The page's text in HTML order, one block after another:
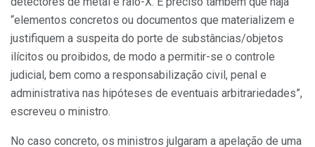
“elementos concretos ou documentos que materializem e
justifiquem a suspeita do porte de substâncias/objetos
ilícitos ou proibidos, de modo a permitir-se o controle
judicial, bem como a responsabilização civil, penal e
administrativa nas hipóteses de eventuais arbitrariedades”,
escreveu o ministro.
No caso concreto, os ministros julgaram a apelação de uma